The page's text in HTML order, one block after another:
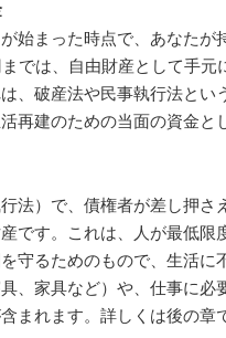
始まった時点で、あなたが
では、自由財産として手元
、破産法や民事執行法とい
再建のための当面の資金と
法）で、債権者が差し押さ
です。これは、人が最低限
守るためのもので、生活に
、家具など）や、仕事に必
まれます。詳しくは後の章